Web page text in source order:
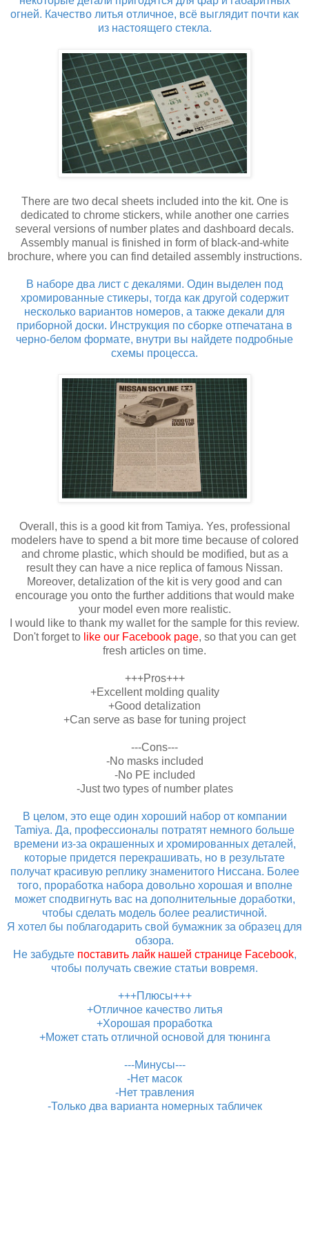
огней. Качество литья отличное, всё выглядит почти как
из настоящего стекла.
There are two decal sheets included into the kit. One is
dedicated to chrome stickers, while another one carries
several versions of number plates and dashboard decals.
Assembly manual is finished in form of black-and-white
brochure, where you can find detailed assembly instructions.
В наборе два лист с декалями. Один выделен под
хромированные стикеры, тогда как другой содержит
несколько вариантов номеров, а также декали для
приборной доски. Инструкция по сборке отпечатана в
черно-белом формате, внутри вы найдете подробные
схемы процесса.
Overall, this is a good kit from Tamiya. Yes, professional
modelers have to spend a bit more time because of colored
and chrome plastic, which should be modified, but as a
result they can have a nice replica of famous Nissan.
Moreover, detalization of the kit is very good and can
encourage you onto the further additions that would make
your model even more realistic.
I would like to thank my wallet for the sample for this review.
Don't forget to like our Facebook page, so that you can get
fresh articles on time.
+++Pros+++
+Excellent molding quality
+Good detalization
+Can serve as base for tuning project
---Cons---
-No masks included
-No PE included
-Just two types of number plates
В целом, это еще один хороший набор от компании
Tamiya. Да, профессионалы потратят немного больше
времени из-за окрашенных и хромированных деталей,
которые придется перекрашивать, но в результате
получат красивую реплику знаменитого Hиссана. Более
того, проработка набора довольно хорошая и вполне
может сподвигнуть вас на дополнительные доработки,
чтобы сделать модель более реалистичной.
Я хотел бы поблагодарить свой бумажник за образец для
обзора.
Не забудьте поставить лайк нашей странице Facebook,
чтобы получать свежие статьи вовремя.
+++Плюсы+++
+Отличное качество литья
+Хорошая проработка
+Может стать отличной основой для тюнинга
---Минусы---
-Нет масок
-Нет травления
-Только два варианта номерных табличек